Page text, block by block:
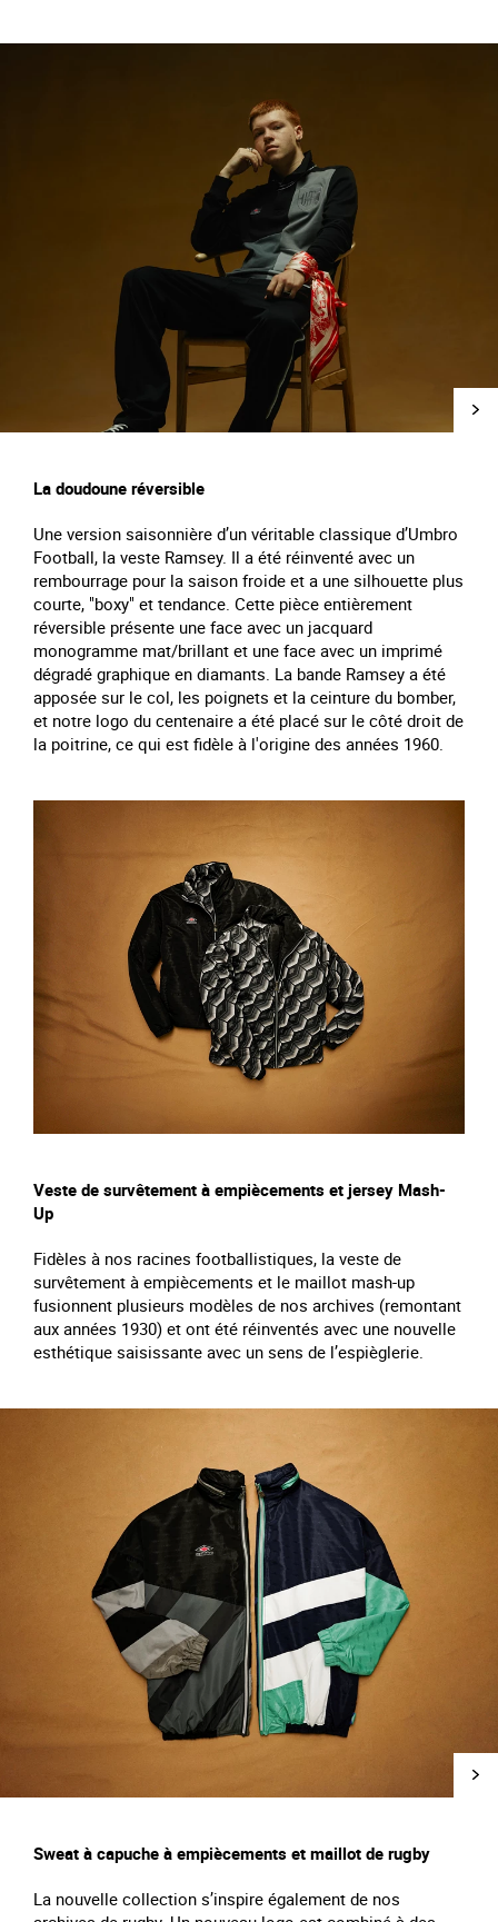
La doudoune réversible
Une version saisonnière d’un véritable classique d’Umbro
Football, la veste Ramsey. Il a été réinventé avec un
rembourrage pour la saison froide et a une silhouette plus
courte, "boxy" et tendance. Cette pièce entièrement
réversible présente une face avec un jacquard
monogramme mat/brillant et une face avec un imprimé
dégradé graphique en diamants. La bande Ramsey a été
apposée sur le col, les poignets et la ceinture du bomber,
et notre logo du centenaire a été placé sur le côté droit de
la poitrine, ce qui est fidèle à l'origine des années 1960.
Veste de survêtement à empiècements et jersey Mash-
Up
Fidèles à nos racines footballistiques, la veste de
survêtement à empiècements et le maillot mash-up
fusionnent plusieurs modèles de nos archives (remontant
aux années 1930) et ont été réinventés avec une nouvelle
esthétique saisissante avec un sens de l’espièglerie.
Sweat à capuche à empiècements et maillot de rugby
La nouvelle collection s’inspire également de nos